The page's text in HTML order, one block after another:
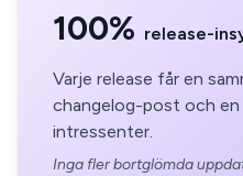
100% release-
Varje release får en
changelog-post och en
intressenter.
Inga fler bortglömda